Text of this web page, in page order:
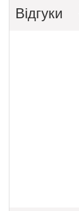
Відгуки